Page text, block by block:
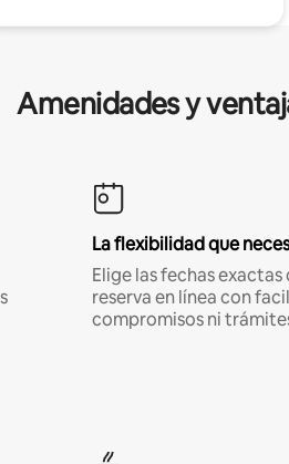
Amenidades y
La flexibilidad que
Elige las fechas
reserva en línea con
compromisos ni